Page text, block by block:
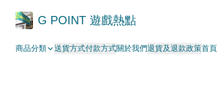
G POINT 遊戲熱點
商品分類 送貨方式付款方式關於我們退貨及退款政策首頁